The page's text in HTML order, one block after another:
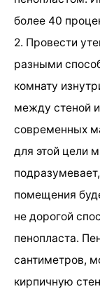
более 40
2. Провести
разными
комнату
между стеной
современных
для этой цели
помещения
не дорогой
пенопласта.
сантиметров,
кирпичную